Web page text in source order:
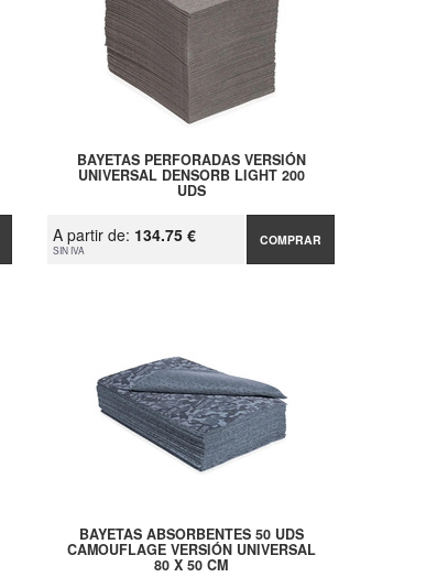
BAYETAS PERFORADAS VERSIÓN
UNIVERSAL DENSORB LIGHT 200
UDS
A partir de: 134.75 €
SIN IVA
COMPRAR
BAYETAS ABSORBENTES 50 UDS
CAMOUFLAGE VERSIÓN UNIVERSAL
80 X 50 CM